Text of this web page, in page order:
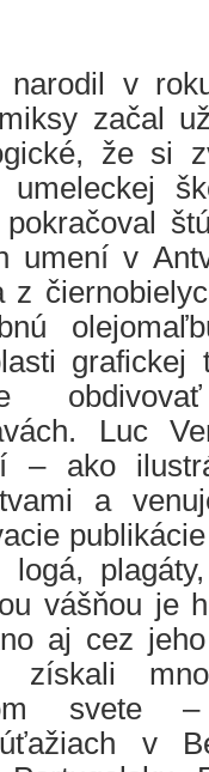
narodil v
začal
že si
umeleckej
umení v
z
grafickej
Luc
– ako
a
vášňou je
aj cez
získali
svete –
v